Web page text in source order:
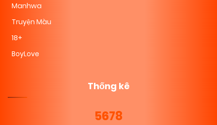
Manhwa
Truyện Màu
18+
BoyLove
Thống kê
5678